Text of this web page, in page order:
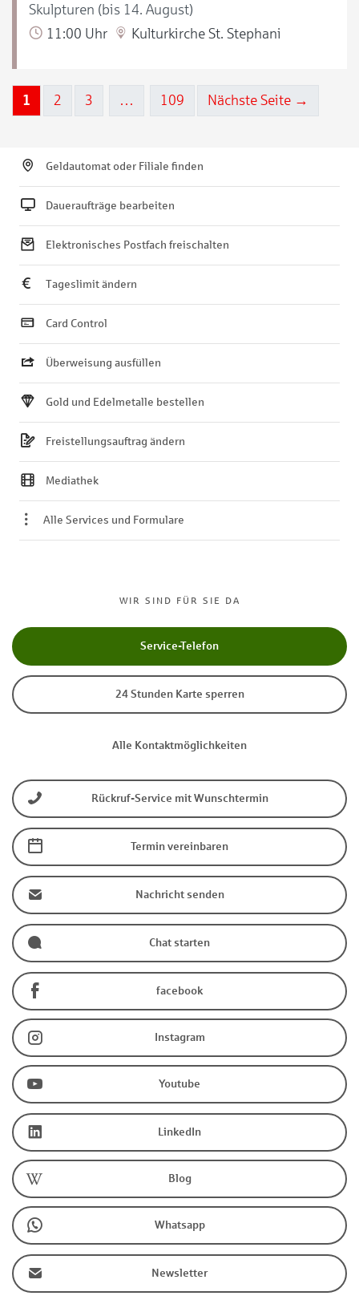
Skulpturen (bis 14. August)
11:00 Uhr
Kulturkirche St. Stephani
1 2 3 … 109 Nächste Seite →
WIR SIND FÜR SIE DA
Service-Telefon
24 Stunden Karte sperren
Alle Kontaktmöglichkeiten
Rückruf-Service mit Wunschtermin
Termin vereinbaren
Nachricht senden
Chat starten
facebook
Instagram
Youtube
LinkedIn
Blog
Whatsapp
Newsletter
Geldautomat oder Filiale finden
Daueraufträge bearbeiten
Elektronisches Postfach freischalten
Tageslimit ändern
Card Control
Überweisung ausfüllen
Gold und Edelmetalle bestellen
Freistellungsauftrag ändern
Mediathek
Alle Services und Formulare